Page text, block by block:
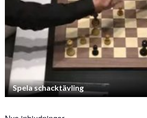
Spela schacktävling